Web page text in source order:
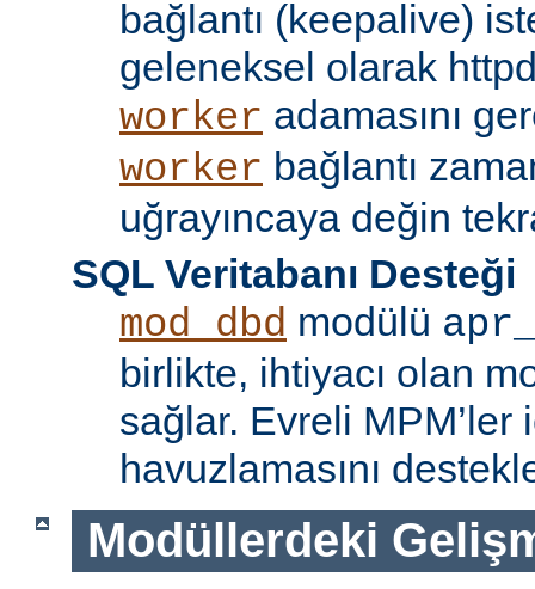
bağlantı (keepalive)
geleneksel olarak
worker adamasını
worker bağlantı
uğrayıncaya değin
SQL Veritabanı Desteği
mod_dbd modülü
birlikte, ihtiyacı olan
sağlar. Evreli MPM’ler
havuzlamasını
Modüllerdeki